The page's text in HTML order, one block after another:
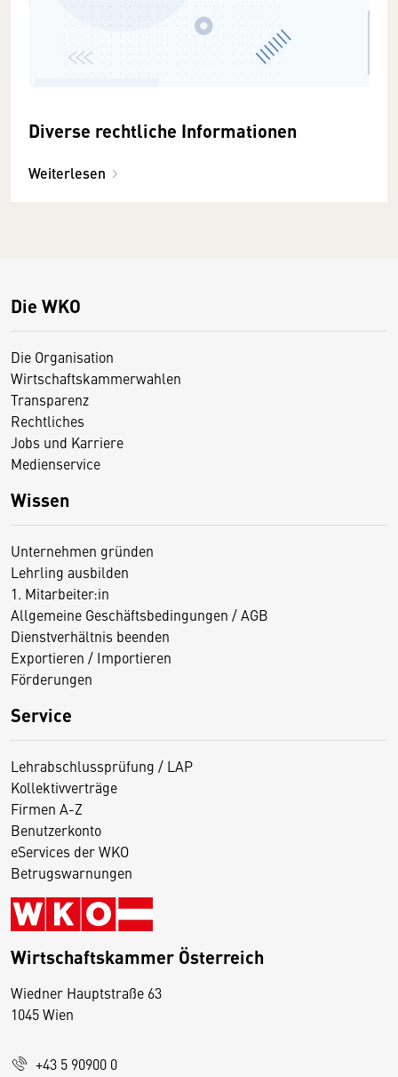
Diverse rechtliche Informationen
Weiterlesen
Die WKO
Die Organisation
Wirtschaftskammerwahlen
Transparenz
Rechtliches
Jobs und Karriere
Medienservice
Wissen
Unternehmen gründen
Lehrling ausbilden
1. Mitarbeiter:in
Allgemeine Geschäftsbedingungen / AGB
Dienstverhältnis beenden
Exportieren / Importieren
Förderungen
Service
Lehrabschlussprüfung / LAP
Kollektivverträge
Firmen A-Z
Benutzerkonto
eServices der WKO
Betrugswarnungen
Wirtschaftskammer Österreich
Wiedner Hauptstraße 63
1045 Wien
+43 5 90900 0
D
s